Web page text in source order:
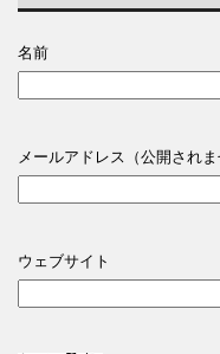
名前
メールアドレス（公開されま
ウェブサイト